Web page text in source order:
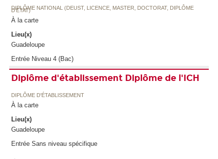
DIPLÔME NATIONAL (DEUST, LICENCE, MASTER, DOCTORAT, DIPLÔME
D'ETAT)
À la carte
Lieu(x)
Guadeloupe
Entrée Niveau 4 (Bac)
Diplôme d'établissement Diplôme de l'ICH
DIPLÔME D'ÉTABLISSEMENT
À la carte
Lieu(x)
Guadeloupe
Entrée Sans niveau spécifique